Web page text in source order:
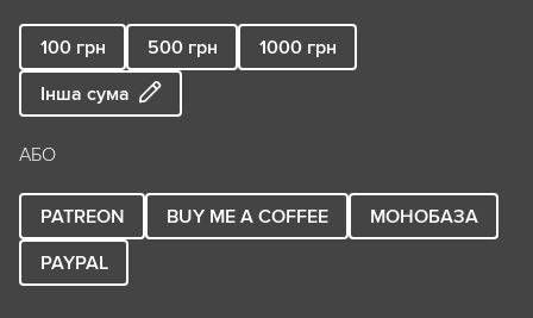
100 грн 500 грн 1000 грн
Інша сума
АБО
PATREON BUY ME A COFFEE
МОНОБАЗА
PAYPAL